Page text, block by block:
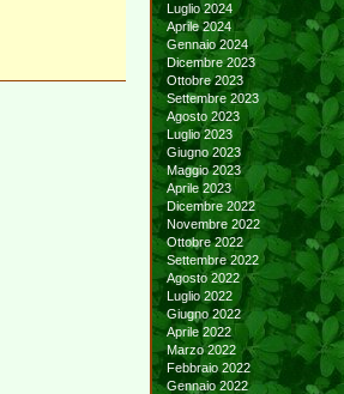
Luglio 2024
Aprile 2024
Gennaio 2024
Dicembre 2023
Ottobre 2023
Settembre 2023
Agosto 2023
Luglio 2023
Giugno 2023
Maggio 2023
Aprile 2023
Dicembre 2022
Novembre 2022
Ottobre 2022
Settembre 2022
Agosto 2022
Luglio 2022
Giugno 2022
Aprile 2022
Marzo 2022
Febbraio 2022
Gennaio 2022